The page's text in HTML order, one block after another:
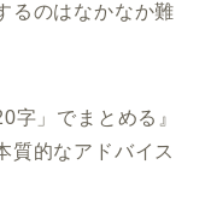
るのはなかなか難
字」でまとめる』
質的なアドバイス